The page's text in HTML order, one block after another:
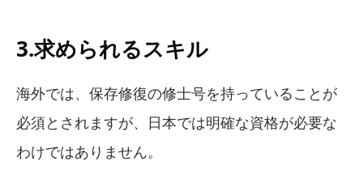
3.求められるスキル
海外では、保存修復の修士号を持っていることが
必須とされますが、日本では明確な資格が必要な
わけではありません。